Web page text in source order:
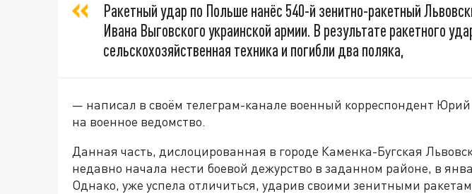
Ракетный удар по Польше нанёс 540-й зенитно-ракетный
Ивана Выговского украинской армии. В результате ракетного
сельскохозяйственная техника и погибли два поляка,
— написал в своём телеграм-канале военный корреспондент Юрий
на военное ведомство.
Данная часть, дислоцированная в городе Каменка-Бугская
недавно начала нести боевой дежурство в заданном районе, в
Однако, уже успела отличиться, ударив своими зенитными